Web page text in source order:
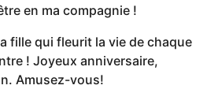
en ma compagnie !
fille qui fleurit la vie de chaque
! Joyeux anniversaire,
Amusez-vous!